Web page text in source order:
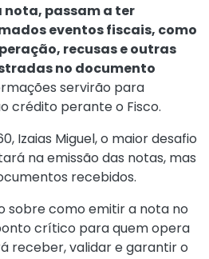
nota, passam a ter
eventos fiscais, como
recusas e outras
no documento
servirão para
crédito perante o Fisco.
Izaias Miguel, o maior desafio
na emissão das notas, mas
recebidos.
sobre como emitir a nota no
crítico para quem opera
receber, validar e garantir o